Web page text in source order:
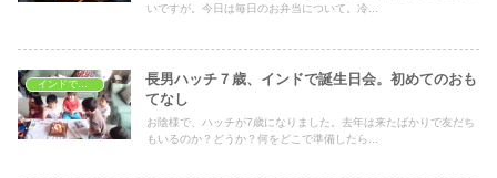
いですが。今日は毎日のお弁当について。冷...
インドでおうちごはん
長男ハッチ７歳、インドで誕生日会。初めてのおも
てなし
お陰様で、ハッチが7歳になりました。去年は来たばかりで友だち
もいるのか？どうか？何をどこで準備したら...